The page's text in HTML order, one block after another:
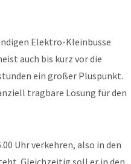
Elektro-Kleinbusse
auch bis kurz vor die
ein großer Pluspunkt.
tragbare Lösung für den
Uhr verkehren, also in den
Gleichzeitig soll er in den